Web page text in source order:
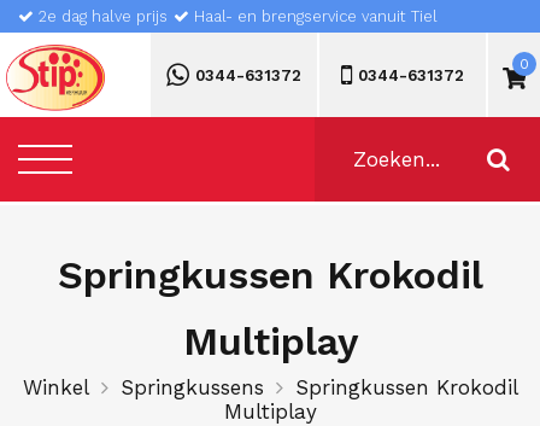
2e dag halve prijs Haal- en brengservice vanuit Tiel
0344-631372 0344-631372
0
Springkussen Krokodil
Multiplay
Winkel Springkussens
Springkussen Krokodil
Multiplay